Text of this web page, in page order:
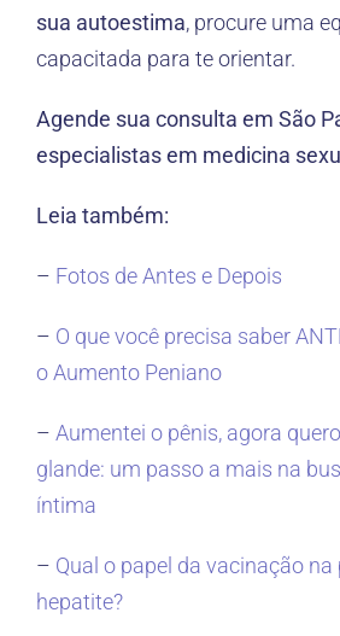
sua autoestima, procure uma
capacitada para te orientar.
Agende sua consulta em São
especialistas em medicina
Leia também:
– Fotos de Antes e Depois
– O que você precisa saber
o Aumento Peniano
– Aumentei o pênis, agora
glande: um passo a mais na
íntima
– Qual o papel da vacinação na
hepatite?